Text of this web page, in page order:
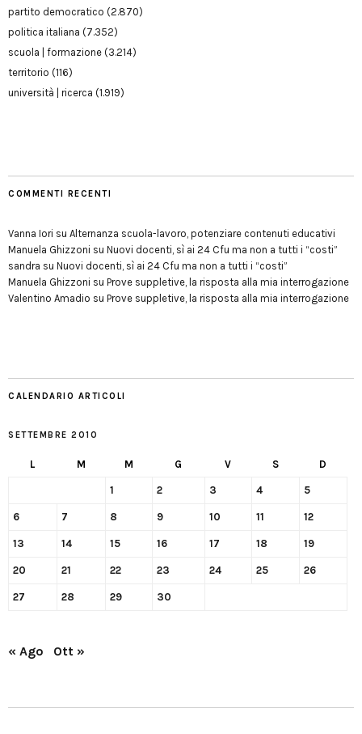
partito democratico (2.870)
politica italiana (7.352)
scuola | formazione (3.214)
territorio (116)
università | ricerca (1.919)
COMMENTI RECENTI
Vanna Iori su Alternanza scuola-lavoro, potenziare contenuti educativi
Manuela Ghizzoni su Nuovi docenti, sì ai 24 Cfu ma non a tutti i “costi”
sandra su Nuovi docenti, sì ai 24 Cfu ma non a tutti i “costi”
Manuela Ghizzoni su Prove suppletive, la risposta alla mia interrogazione
Valentino Amadio su Prove suppletive, la risposta alla mia interrogazione
CALENDARIO ARTICOLI
SETTEMBRE 2010
L M M G V S D
1 2 3 4 5
6 7 8 9 10 11 12
13 14 15 16 17 18 19
20 21 22 23 24 25 26
27 28 29 30
« Ago Ott »